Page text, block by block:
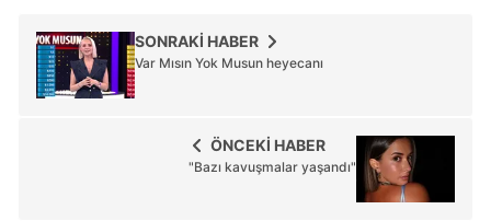
SONRAKİ HABER
Var Mısın Yok Musun heyecanı
ÖNCEKİ HABER
"Bazı kavuşmalar yaşandı"